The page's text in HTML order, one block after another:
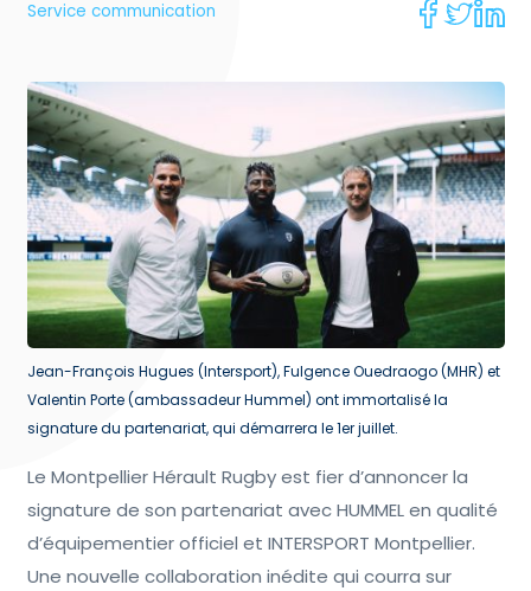
Service communication
Jean-François Hugues (Intersport), Fulgence Ouedraogo (MHR) et
Valentin Porte (ambassadeur Hummel) ont immortalisé la
signature du partenariat, qui démarrera le 1er juillet.
Le Montpellier Hérault Rugby est fier d’annoncer la
signature de son partenariat avec HUMMEL en qualité
d’équipementier officiel et INTERSPORT Montpellier.
Une nouvelle collaboration inédite qui courra sur